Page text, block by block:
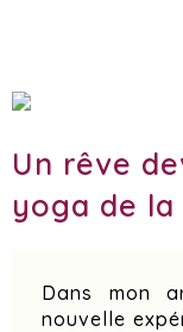
Un rêve
yoga de
Dans mon
nouvelle